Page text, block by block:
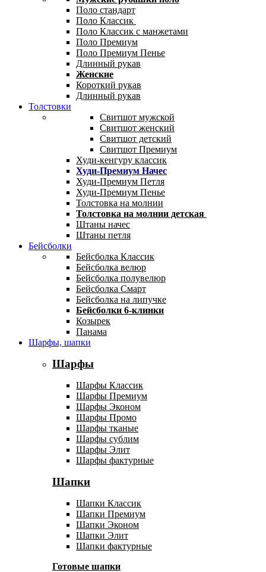
Поло стандарт
Поло Классик
Поло Классик с манжетами
Поло Премиум
Поло Премиум Пенье
Длинный рукав
Женские
Короткий рукав
Длинный рукав
Толстовки
Свитшот мужской
Свитшот женский
Свитшот детский
Свитшот Премиум
Худи-кенгуру классик
Худи-Премиум Начес
Худи-Премиум Петля
Худи-Премиум Пенье
Толстовка на молнии
Толстовка на молнии детская
Штаны начес
Штаны петля
Бейсболки
Бейсболка Классик
Бейсболка велюр
Бейсболка полувелюр
Бейсболка Смарт
Бейсболка на липучке
Бейсболки 6-клинки
Козырек
Панама
Шарфы, шапки
Шарфы
Шарфы Классик
Шарфы Премиум
Шарфы Эконом
Шарфы Промо
Шарфы тканые
Шарфы сублим
Шарфы Элит
Шарфы фактурные
Шапки
Шапки Классик
Шапки Премиум
Шапки Эконом
Шапки Элит
Шапки фактурные
Готовые шапки